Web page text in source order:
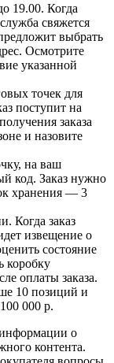
19.00. Когда
свяжется
выбрать
Осмотрите
указанной
точек для
поступит на
заказа
и назовите
на ваш
код. Заказ нужно
хранения — 3
Когда заказ
извещение о
состояние
коробку
оплаты заказа.
10 позиций и
000 р.
о
контента.